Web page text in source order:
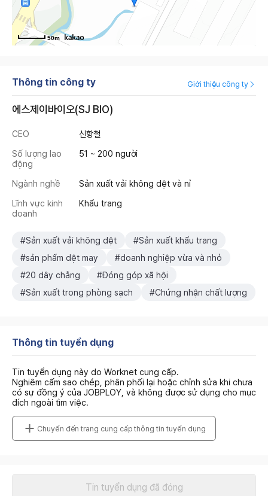
50m
Thông tin công ty Giới thiệu công ty
에스제이바이오(SJ BIO)
CEO
신항철
Số lượng lao
động
51 ~ 200 người
Ngành nghề
Sản xuất vải không dệt và nỉ
Lĩnh vực kinh
doanh
Khẩu trang
#Sản xuất vải không dệt
#Sản xuất khẩu trang
#sản phẩm dệt may
#doanh nghiệp vừa và nhỏ
#20 dây chằng
#Đóng góp xã hội
#Sản xuất trong phòng sạch
#Chứng nhận chất lượng
Thông tin tuyển dụng
Tin tuyển dụng này do Worknet cung cấp.
Nghiêm cấm sao chép, phân phối lại hoặc chỉnh sửa khi chưa
có sự đồng ý của JOBPLOY, và không được sử dụng cho mục
đích ngoài tìm việc.
Chuyển đến trang cung cấp thông tin tuyển dụng
Tin tuyển dụng đã đóng